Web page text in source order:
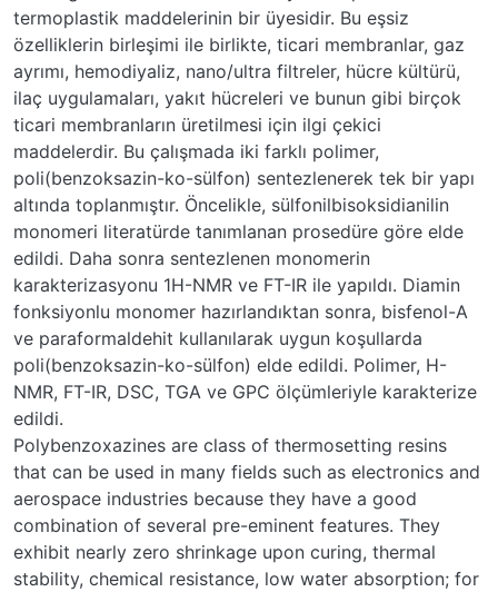
termoplastik maddelerinin bir üyesidir. Bu eşsiz
özelliklerin birleşimi ile birlikte, ticari membranlar, gaz
ayrımı, hemodiyaliz, nano/ultra filtreler, hücre kültürü,
ilaç uygulamaları, yakıt hücreleri ve bunun gibi birçok
ticari membranların üretilmesi için ilgi çekici
maddelerdir. Bu çalışmada iki farklı polimer,
poli(benzoksazin-ko-sülfon) sentezlenerek tek bir yapı
altında toplanmıştır. Öncelikle, sülfonilbisoksidianilin
monomeri literatürde tanımlanan prosedüre göre elde
edildi. Daha sonra sentezlenen monomerin
karakterizasyonu 1H-NMR ve FT-IR ile yapıldı. Diamin
fonksiyonlu monomer hazırlandıktan sonra, bisfenol-A
ve paraformaldehit kullanılarak uygun koşullarda
poli(benzoksazin-ko-sülfon) elde edildi. Polimer, H-
NMR, FT-IR, DSC, TGA ve GPC ölçümleriyle karakterize
edildi.
Polybenzoxazines are class of thermosetting resins
that can be used in many fields such as electronics and
aerospace industries because they have a good
combination of several pre-eminent features. They
exhibit nearly zero shrinkage upon curing, thermal
stability, chemical resistance, low water absorption; for